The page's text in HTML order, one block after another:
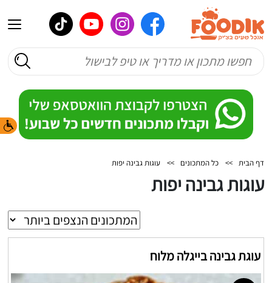
דף הבית >> כל המתכונים >> עוגות גבינה יפות
עוגות גבינה יפות
עוגת גבינה בייגלה מלוח